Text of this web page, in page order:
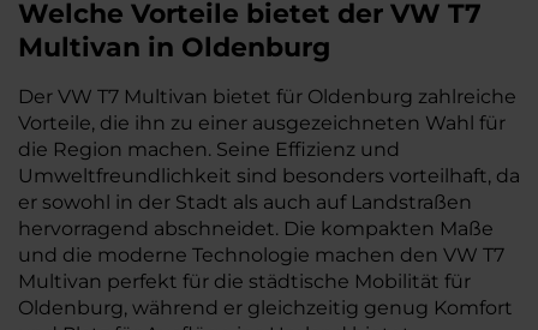
Welche Vorteile bietet der VW T7
Multivan in Oldenburg
Der VW T7 Multivan bietet für Oldenburg zahlreiche
Vorteile, die ihn zu einer ausgezeichneten Wahl für
die Region machen. Seine Effizienz und
Umweltfreundlichkeit sind besonders vorteilhaft, da
er sowohl in der Stadt als auch auf Landstraßen
hervorragend abschneidet. Die kompakten Maße
und die moderne Technologie machen den VW T7
Multivan perfekt für die städtische Mobilität für
Oldenburg, während er gleichzeitig genug Komfort